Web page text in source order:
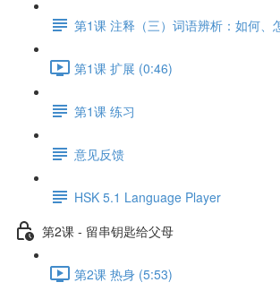
第1课 注释（三）词语辨析：如何、
第1课 扩展 (0:46)
第1课 练习
意见反馈
HSK 5.1 Language Player
第2课 - 留串钥匙给父母
第2课 热身 (5:53)